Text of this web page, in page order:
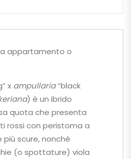
appartamento o
x ampullaria“black
) è un ibrido
quota che presenta
rossi con peristoma a
scure, nonché
(o spottature) viola